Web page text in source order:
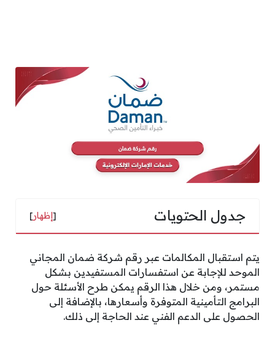
جدول الحتويات [إظهار]
يتم استقبال المكالمات عبر رقم شركة ضمان المجاني
الموحد للإجابة عن استفسارات المستفيدين بشكل
مستمر، ومن خلال هذا الرقم يمكن طرح الأسئلة حول
البرامج التأمينية المتوفرة وأسعارها، بالإضافة إلى
الحصول على الدعم الفني عند الحاجة إلى ذلك.